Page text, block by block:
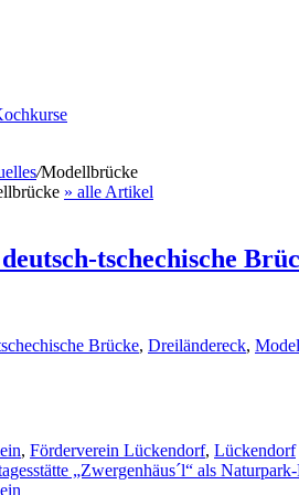
/Modellbrücke
» alle Artikel
tschechische
Brücke, Dreiländereck,
, Förderverein Lückendorf, Lückendorf
„Zwergenhäus´l“ als